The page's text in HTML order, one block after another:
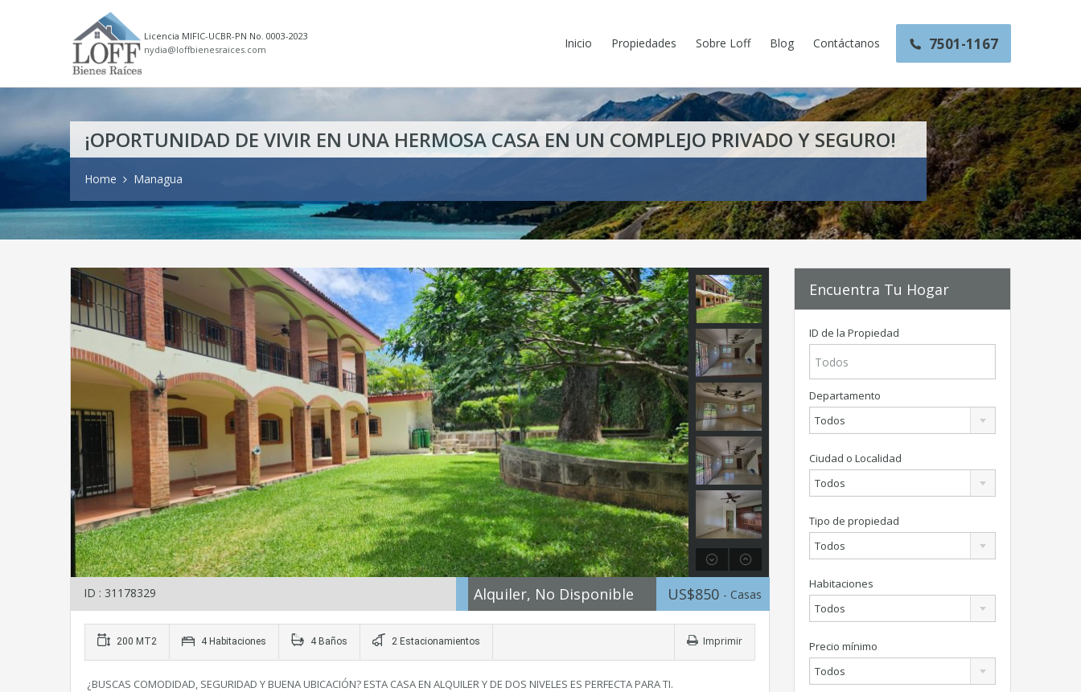
Licencia MIFIC-UCBR-PN No. 0003-2023
nydia@loffbienesraices.com
Inicio Propiedades Sobre Loff Blog Contáctanos 7501-1167
¡OPORTUNIDAD DE VIVIR EN UNA HERMOSA CASA EN UN COMPLEJO PRIVADO Y SEGURO!
Home Managua
ID : 31178329 Alquiler, No Disponible US$850 - Casas
200 MT2 4 Habitaciones 4 Baños 2 Estacionamientos Imprimir
¿BUSCAS COMODIDAD, SEGURIDAD Y BUENA UBICACIÓN? ESTA CASA EN ALQUILER Y DE DOS NIVELES ES PERFECTA PARA TI.
Encuentra Tu Hogar
ID de la Propiedad
Departamento
Todos
Ciudad o Localidad
Todos
Tipo de propiedad
Todos
Habitaciones
Todos
Precio mínimo
Todos